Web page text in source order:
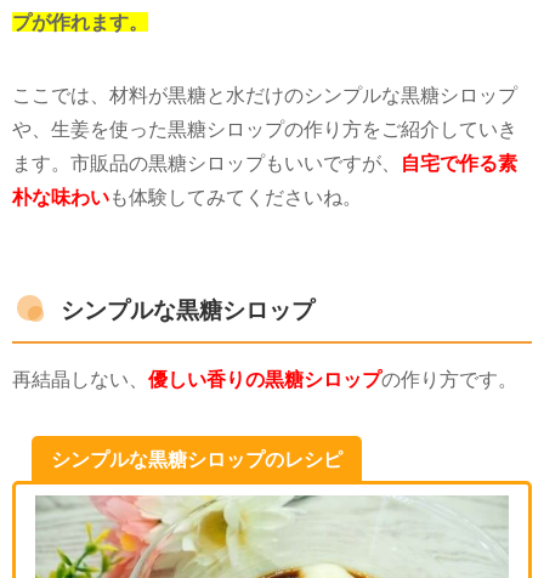
プが作れます。
ここでは、材料が黒糖と水だけのシンプルな黒糖シロップ
や、生姜を使った黒糖シロップの作り方をご紹介していき
ます。市販品の黒糖シロップもいいですが、
自宅で作る素
朴な味わいも体験してみてくださいね。
シンプルな黒糖シロップ
再結晶しない、 優しい香りの黒糖シロップの作り方です。
シンプルな黒糖シロップのレシピ